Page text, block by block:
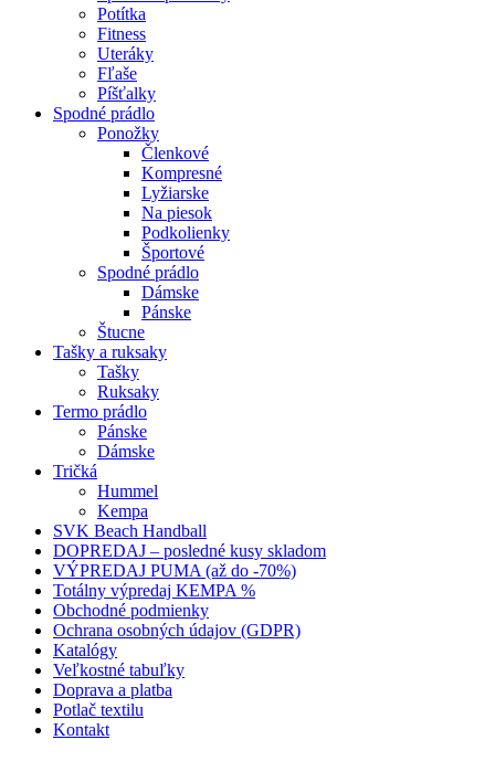
Potítka
Fitness
Uteráky
Fľaše
Píšťalky
Spodné prádlo
Ponožky
Členkové
Kompresné
Lyžiarske
Na piesok
Podkolienky
Športové
Spodné prádlo
Dámske
Pánske
Štucne
Tašky a ruksaky
Tašky
Ruksaky
Termo prádlo
Pánske
Dámske
Tričká
Hummel
Kempa
SVK Beach Handball
DOPREDAJ – posledné kusy skladom
VÝPREDAJ PUMA (až do -70%)
Totálny výpredaj KEMPA %
Obchodné podmienky
Ochrana osobných údajov (GDPR)
Katalógy
Veľkostné tabuľky
Doprava a platba
Potlač textilu
Kontakt